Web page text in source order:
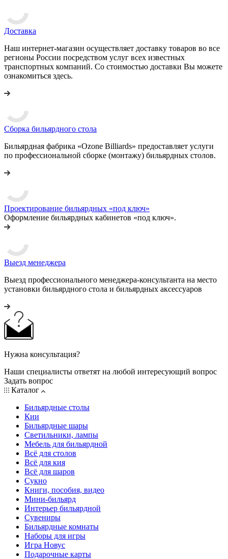
Доставка
Наш интернет-магазин осуществляет доставку товаров во все
регионы России посредством услуг всех известных
транспортных компаний. Со стоимостью доставки Вы можете
ознакомиться здесь.
Сборка бильярдного стола
Бильярдная фабрика «Ozone Billiards» предоставляет услуги
по профессиональной сборке (монтажу) бильярдных столов.
Проектирование бильярдных «под ключ»
Оформление бильярдных кабинетов «под ключ».
Выезд менеджера
Выезд профессионального менеджера-консультанта на место
установки бильярдного стола и бильярдных аксессуаров
Нужна консультация?
Наши специалисты ответят на любой интересующий вопрос
Задать вопрос
Каталог
Бильярдные столы
Кии
Бильярдные шары
Светильники, лампы
Мебель для бильярдной
Всё для столов
Всё для кия
Всё для шаров
Сукно
Книги, пособия, видео
Мини-бильярд
Интерьер бильярдной
Сувениры
Бильярдные комнаты
Наборы для игры
Игра Новус
Подарочные карты